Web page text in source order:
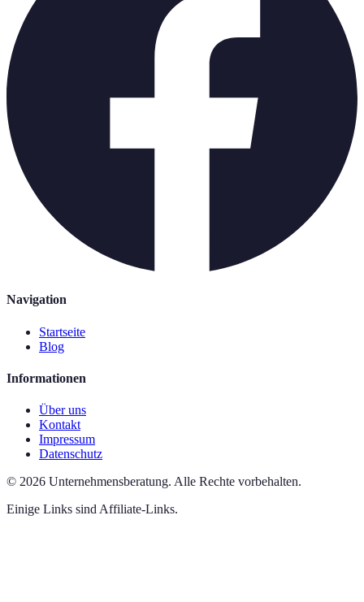
Navigation
Startseite
Blog
Informationen
Über uns
Kontakt
Impressum
Datenschutz
© 2026 Unternehmensberatung. Alle Rechte vorbehalten.
Einige Links sind Affiliate-Links.